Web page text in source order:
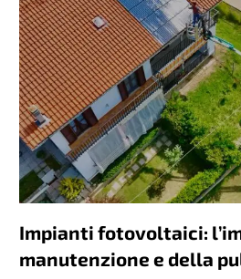
Impianti fotovoltaici:
manutenzione e della